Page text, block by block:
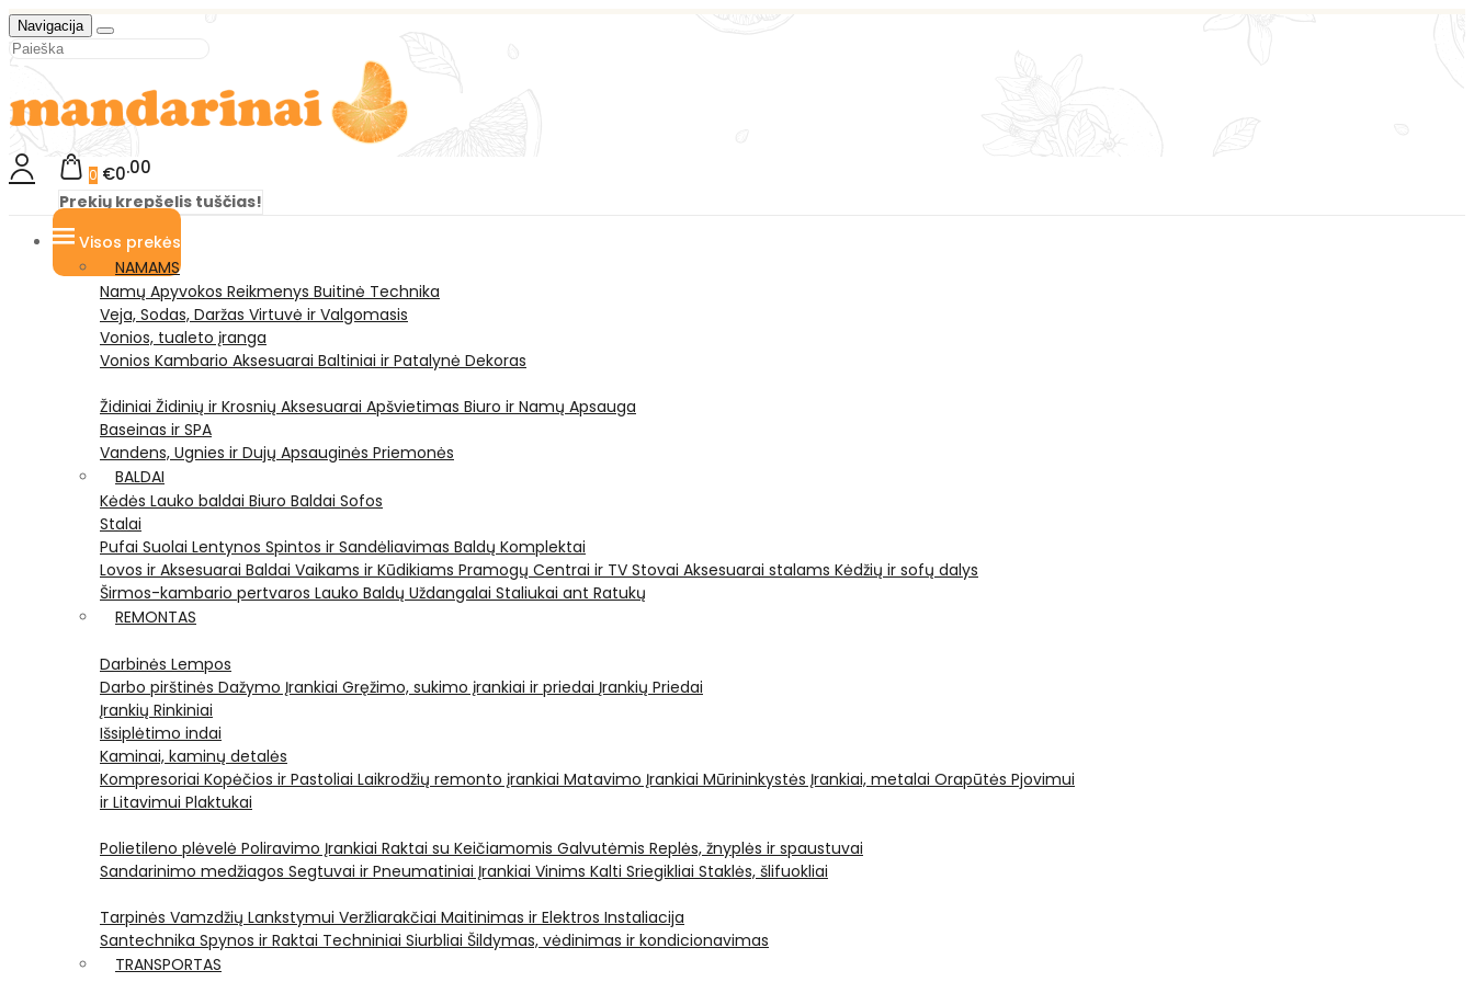
Navigacija
0 €0 00
Prekių krepšelis tuščias!
Visos prekės
NAMAMS
Namų Apyvokos Reikmenys Buitinė Technika
Veja, Sodas, Daržas Virtuvė ir Valgomasis
Vonios, tualeto įranga
Vonios Kambario Aksesuarai Baltiniai ir Patalynė Dekoras
Židiniai Židinių ir Krosnių Aksesuarai Apšvietimas Biuro ir Namų Apsauga
Baseinas ir SPA
Vandens, Ugnies ir Dujų Apsauginės Priemonės
BALDAI
Kėdės Lauko baldai Biuro Baldai Sofos
Stalai
Pufai Suolai Lentynos Spintos ir Sandėliavimas Baldų Komplektai
Lovos ir Aksesuarai Baldai Vaikams ir Kūdikiams Pramogų Centrai ir TV Stovai Aksesuarai stalams Kėdžių ir sofų dalys
Širmos-kambario pertvaros Lauko Baldų Uždangalai Staliukai ant Ratukų
REMONTAS
Darbinės Lempos
Darbo pirštinės Dažymo Įrankiai Gręžimo, sukimo įrankiai ir priedai Įrankių Priedai
Įrankių Rinkiniai
Išsiplėtimo indai
Kaminai, kaminų detalės
Kompresoriai Kopėčios ir Pastoliai Laikrodžių remonto įrankiai Matavimo Įrankiai Mūrininkystės Įrankiai, metalai Orapūtės Pjovimui
ir Litavimui Plaktukai
Polietileno plėvelė Poliravimo Įrankiai Raktai su Keičiamomis Galvutėmis Replės, žnyplės ir spaustuvai
Sandarinimo medžiagos Segtuvai ir Pneumatiniai Įrankiai Vinims Kalti Sriegikliai Staklės, šlifuokliai
Tarpinės Vamzdžių Lankstymui Veržliarakčiai Maitinimas ir Elektros Instaliacija
Santechnika Spynos ir Raktai Techniniai Siurbliai Šildymas, vėdinimas ir kondicionavimas
TRANSPORTAS